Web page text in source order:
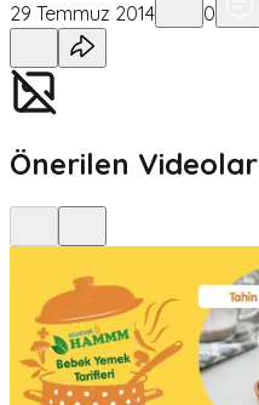
29 Temmuz 2014
0
Önerilen Videolar